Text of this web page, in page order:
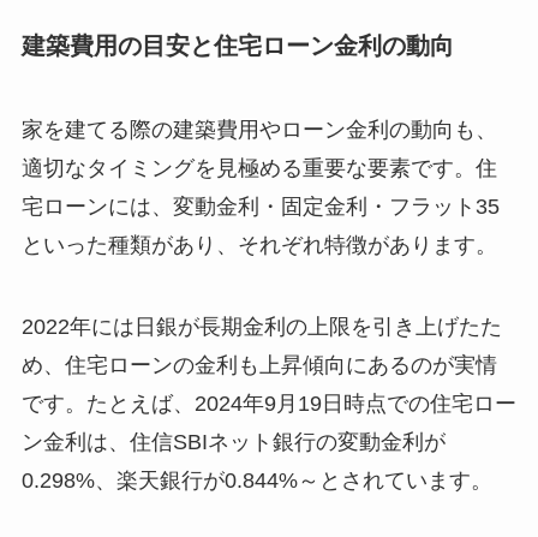
建築費用の目安と住宅ローン金利の動向
家を建てる際の建築費用やローン金利の動向も、
適切なタイミングを見極める重要な要素です。住
宅ローンには、変動金利・固定金利・フラット35
といった種類があり、それぞれ特徴があります。
2022年には日銀が長期金利の上限を引き上げたた
め、住宅ローンの金利も上昇傾向にあるのが実情
です。たとえば、2024年9月19日時点での住宅ロー
ン金利は、住信SBIネット銀行の変動金利が
0.298%、楽天銀行が0.844%～とされています。